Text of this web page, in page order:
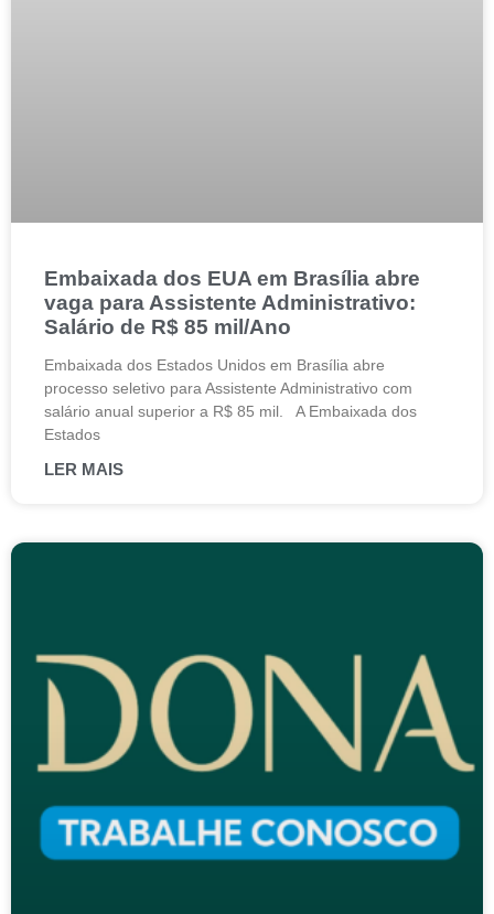
Embaixada dos EUA em Brasília abre
vaga para Assistente Administrativo:
Salário de R$ 85 mil/Ano
Embaixada dos Estados Unidos em Brasília abre
processo seletivo para Assistente Administrativo com
salário anual superior a R$ 85 mil. A Embaixada dos
Estados
LER MAIS